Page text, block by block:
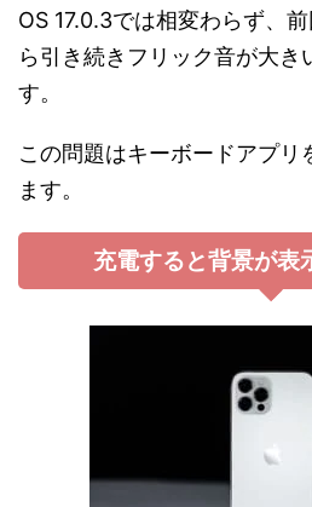
OS 17.0.3では相変わらず、
ら引き続きフリック音が大き
す。
この問題はキーボードアプリ
ます。
充電すると背景が表